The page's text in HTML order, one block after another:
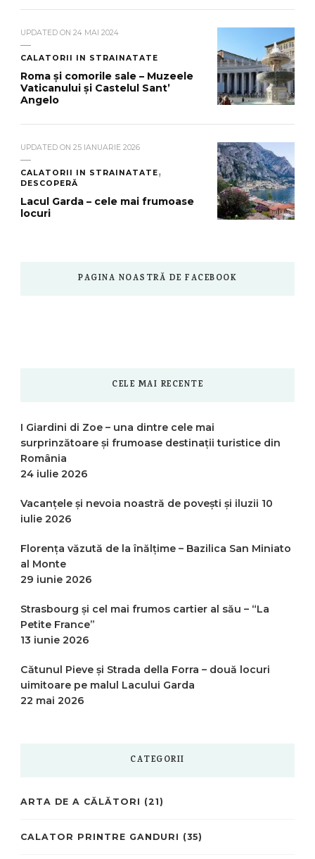
UPDATED ON 24 MAI 2024
CALATORII IN STRAINATATE
Roma și comorile sale – Muzeele
Vaticanului și Castelul Sant’
Angelo
UPDATED ON 25 IANUARIE 2026
CALATORII IN STRAINATATE
DESCOPERĂ
Lacul Garda – cele mai frumoase
locuri
PAGINA NOASTRĂ DE FACEBOOK
CELE MAI RECENTE
I Giardini di Zoe – una dintre cele mai
surprinzătoare și frumoase destinații turistice din
România
24 iulie 2026
Vacanțele și nevoia noastră de povești și iluzii 10
iulie 2026
Florența văzută de la înălțime – Bazilica San Miniato
al Monte
29 iunie 2026
Strasbourg și cel mai frumos cartier al său – “La
Petite France”
13 iunie 2026
Cătunul Pieve și Strada della Forra – două locuri
uimitoare pe malul Lacului Garda
22 mai 2026
CATEGORII
ARTA DE A CĂLĂTORI (21)
CALATOR PRINTRE GANDURI (35)